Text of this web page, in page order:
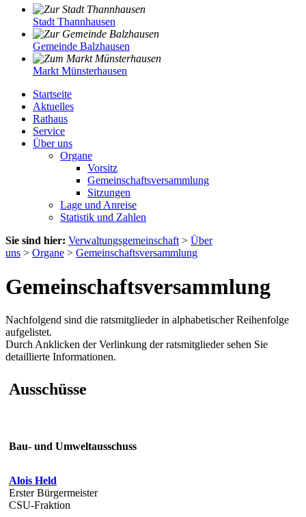
Stadt Thannhausen
Gemeinde Balzhausen
Markt Münsterhausen
Startseite
Aktuelles
Rathaus
Service
Über uns
Organe
Vorsitz
Gemeinschaftsversammlung
Sitzungen
Lage und Anreise
Statistik und Zahlen
Sie sind hier: Verwaltungsgemeinschaft > Über
uns > Organe > Gemeinschaftsversammlung
Gemeinschaftsversammlung
Nachfolgend sind die ratsmitglieder in alphabetischer Reihenfolge
aufgelistet.
Durch Anklicken der Verlinkung der ratsmitglieder sehen Sie
detaillierte Informationen.
Ausschüsse
Bau- und Umweltausschuss
Alois Held
Erster Bürgermeister
CSU-Fraktion